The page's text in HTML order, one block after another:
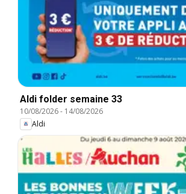
Aldi folder semaine 33
10/08/2026- 14/08/2026
Aldi